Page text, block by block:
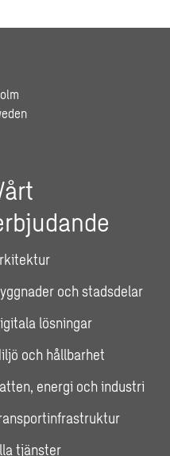
och stadsdelar
lösningar
och hållbarhet
energi och industri
tjänster